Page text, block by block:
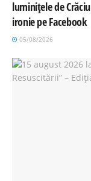
luminițele de
ironie pe Facebook
05/08/2026